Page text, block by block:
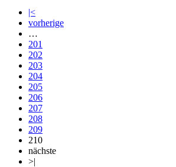
|<
vorherige
…
201
202
203
204
205
206
207
208
209
210
nächste
>|